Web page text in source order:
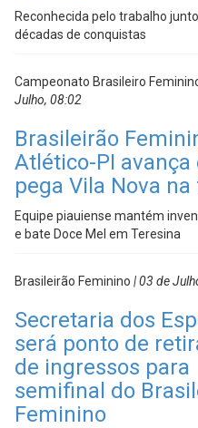
Reconhecida pelo trabalho
décadas de conquistas
Campeonato Brasileiro
Julho, 08:02
Brasileirão
Atlético-PI avança
pega Vila Nova na
Equipe piauiense mantém
e bate Doce Mel em Teresina
Brasileirão Feminino | 03 de
Secretaria dos
será ponto de
de ingressos para
semifinal do
Feminino